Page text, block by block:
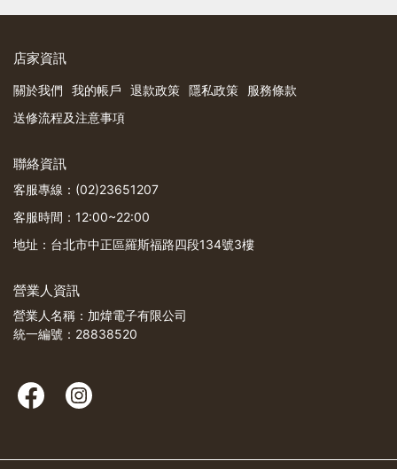
店家資訊
關於我們 我的帳戶 退款政策 隱私政策
服務條款
送修流程及注意事項
聯絡資訊
客服專線：(02)23651207
客服時間：12:00~22:00
地址：台北市中正區羅斯福路四段134號3樓
營業人資訊
營業人名稱：加煒電子有限公司
統一編號：28838520